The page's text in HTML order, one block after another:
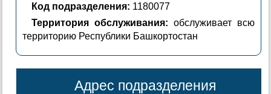
Код подразделения: 1180077
Территория обслуживания: обслуживает всю
территорию Республики Башкортостан
Адрес подразделения